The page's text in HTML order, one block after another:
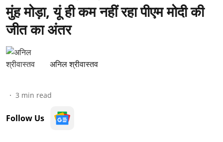
मुंह मोड़ा, यूं ही कम नहीं रहा पीएम मोदी की
जीत का अंतर
अनिल श्रीवास्तव
3 min read
Follow Us